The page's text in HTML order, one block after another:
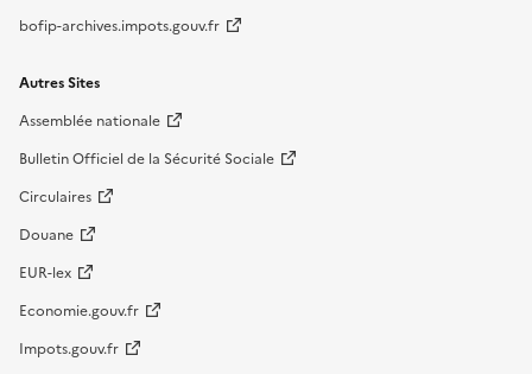
bofip-archives.impots.gouv.fr
Autres Sites
Assemblée nationale
Bulletin Officiel de la Sécurité Sociale
Circulaires
Douane
EUR-lex
Economie.gouv.fr
Impots.gouv.fr